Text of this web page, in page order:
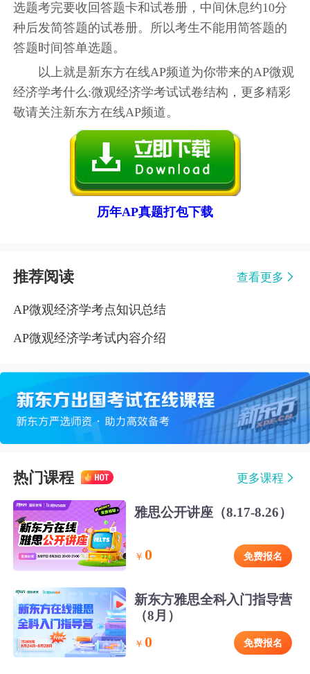
选题考完要收回答题卡和试卷册，中间休息约10分
种后发简答题的试卷册。所以考生不能用简答题的
答题时间答单选题。
以上就是新东方在线AP频道为你带来的AP微观
经济学考什么:微观经济学考试试卷结构，更多精彩
敬请关注新东方在线AP频道。
历年AP真题打包下载
推荐阅读 查看更多
AP微观经济学考点知识总结
AP微观经济学考试内容介绍
热门课程 更多课程
雅思公开讲座（8.17-8.26）
￥ 0 免费报名
新东方雅思全科入门指导营
（8月）
￥ 0 免费报名